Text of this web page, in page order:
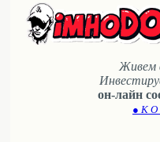
Живем
он-лайн
● К О